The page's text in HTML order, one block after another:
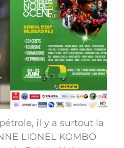
il y a surtout la
LIONEL KOMBO